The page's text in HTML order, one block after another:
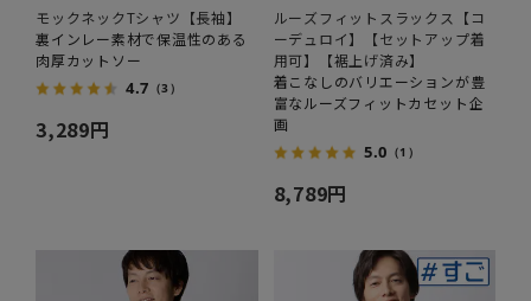
モックネックTシャツ【長袖】
裏インレー素材で保温性のある
肉厚カットソー
4.7 （3）
3,289円
ルーズフィットスラックス【コ
ーデュロイ】【セットアップ着
用可】【裾上げ済み】
着こなしのバリエーションが豊
富なルーズフィットカセット企
画
5.0 （1）
8,789円